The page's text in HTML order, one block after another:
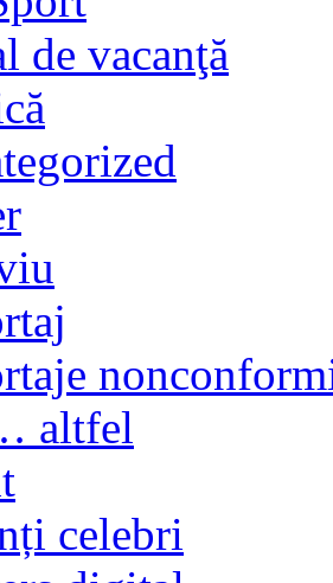
de vacanţă
altfel
celebri